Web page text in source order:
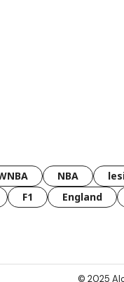
NBA
F1 England
© 2025